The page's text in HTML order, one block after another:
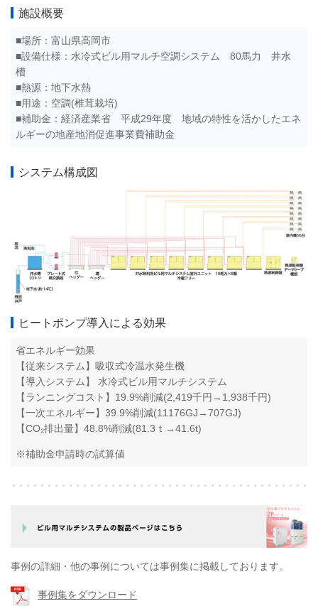
施設概要
■場所：富山県高岡市
■設備仕様 ： 水冷式ビル用マルチ空調システム 80馬力 井水
槽
■熱源：地下水熱
■用途：空調(椎茸栽培)
■補助金： 経済産業省 平成29年度 地域の特性を活かしたエネ
ルギーの地産地消促進事業費補助金
システム構成図
ヒートポンプ導入による効果
省エネルギー効果
【従来システム】吸収式冷温水発生機
【導入システム】 水冷式ビル用マルチシステム
【ランニングコスト】19.9%削減(2,419千円→1,938千円)
【一次エネルギー】39.9%削減(11176GJ→707GJ)
【CO₂排出量】48.8%削減(81.3ｔ →41.6t)
※補助金申請時の試算値
事例の詳細・他の事例については事例集に掲載しております。
事例集をダウンロード